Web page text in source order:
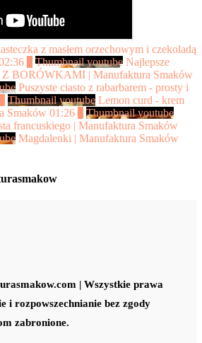
z masłem orzechowym i czekoladą
Thumbnail youtube Najlepsze
BORÓWKAMI | Manufaktura Smaków
Puszyste ciasto z rabarbarem - prosty i
Thumbnail youtube Lemon curd - krem
Smaków 01:26
Thumbnail youtube
francuskiego | Manufaktura Smaków
Magdalenki | Manufaktura Smaków
| Wszystkie prawa
i rozpowszechnianie bez zgody
zabronione.